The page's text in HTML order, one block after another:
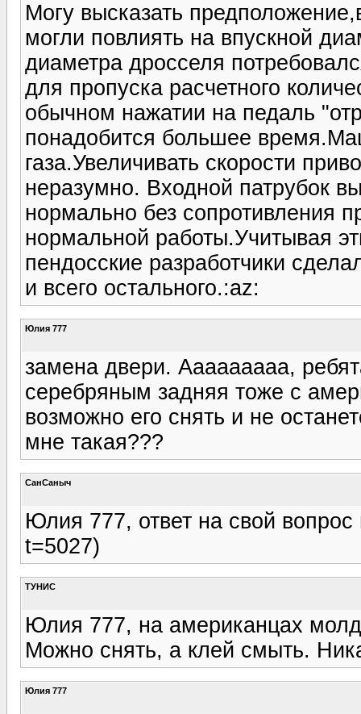
Могу высказать
могли повлиять на впускной
диаметра дросселя
для пропуска расчетного
обычном нажатии на педаль
понадобится большее
газа.Увеличивать скорости
неразумно. Входной патрубок
нормально без сопротивления
нормальной работы.Учитывая
пендосские разработчики
и всего остального.:az:
Юлия 777
замена двери. Ааааааааа,
серебряным задняя тоже с
возможно его снять и не
мне такая???
СанСаныч
Юлия 777, ответ на свой
t=5027)
ТУНИС
Юлия 777, на американцах
Можно снять, а клей смыть.
Юлия 777